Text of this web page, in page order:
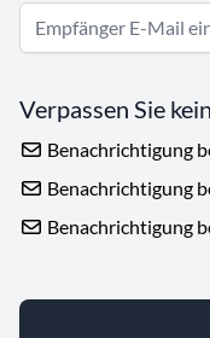
Verpassen Sie
Benachrichtigung
Benachrichtigung
Benachrichtigung